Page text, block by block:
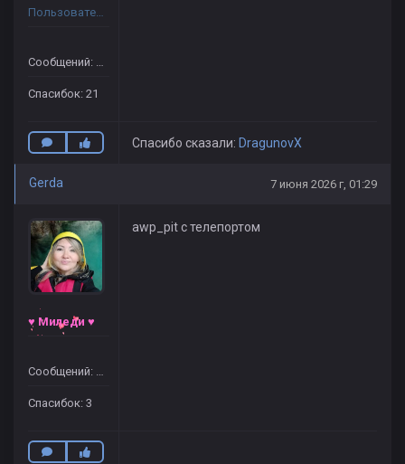
Пользователь
Сообщений: 29
Спасибок: 21
Спасибо сказали: DragunovX
Gerda 7 июня 2026 г, 01:29
♥ Миледи ♥
Сообщений: 17
Спасибок: 3
awp_pit с телепортом